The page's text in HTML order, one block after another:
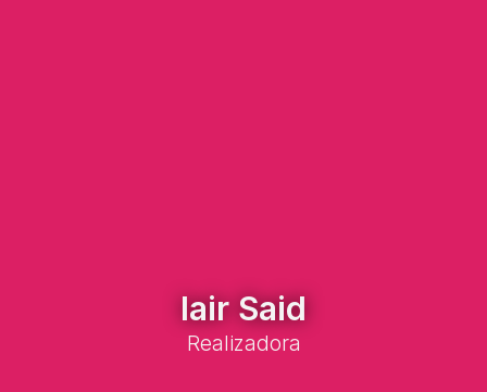
Iair Said
Realizadora